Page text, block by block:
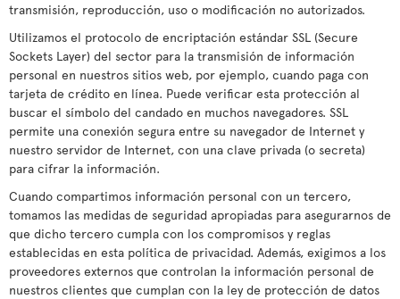
transmisión, reproducción, uso o modificación no autorizados.
Utilizamos el protocolo de encriptación estándar SSL (Secure
Sockets Layer) del sector para la transmisión de información
personal en nuestros sitios web, por ejemplo, cuando paga con
tarjeta de crédito en línea. Puede verificar esta protección al
buscar el símbolo del candado en muchos navegadores. SSL
permite una conexión segura entre su navegador de Internet y
nuestro servidor de Internet, con una clave privada (o secreta)
para cifrar la información.
Cuando compartimos información personal con un tercero,
tomamos las medidas de seguridad apropiadas para asegurarnos de
que dicho tercero cumpla con los compromisos y reglas
establecidas en esta política de privacidad. Además, exigimos a los
proveedores externos que controlan la información personal de
nuestros clientes que cumplan con la ley de protección de datos